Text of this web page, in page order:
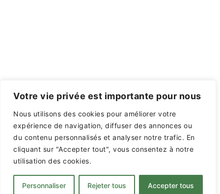
Votre vie privée est importante pour nous
Nous utilisons des cookies pour améliorer votre
expérience de navigation, diffuser des annonces ou
du contenu personnalisés et analyser notre trafic. En
cliquant sur "Accepter tout", vous consentez à notre
utilisation des cookies.
Personnaliser Rejeter tous Accepter tous
parSydney